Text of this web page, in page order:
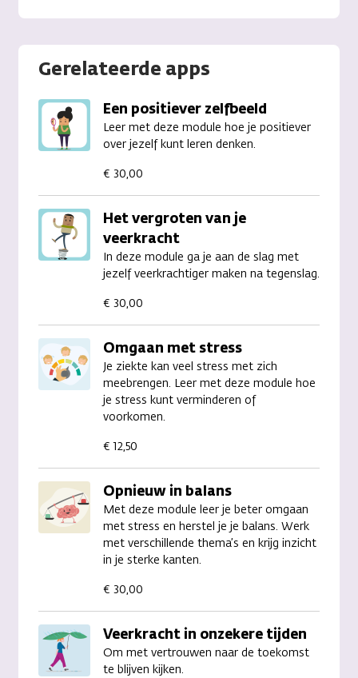
Gerelateerde apps
Een positiever zelfbeeld
Leer met deze module hoe je positiever
over jezelf kunt leren denken.
€ 30,00
Het vergroten van je
veerkracht
In deze module ga je aan de slag met
jezelf veerkrachtiger maken na tegenslag.
€ 30,00
Omgaan met stress
Je ziekte kan veel stress met zich
meebrengen. Leer met deze module hoe
je stress kunt verminderen of
voorkomen.
€ 12,50
Opnieuw in balans
Met deze module leer je beter omgaan
met stress en herstel je je balans. Werk
met verschillende thema’s en krijg inzicht
in je sterke kanten.
€ 30,00
Veerkracht in onzekere tijden
Om met vertrouwen naar de toekomst
te blijven kijken.